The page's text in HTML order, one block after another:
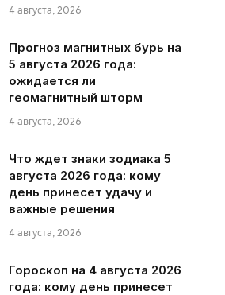
4 августа, 2026
Прогноз магнитных бурь на
5 августа 2026 года:
ожидается ли
геомагнитный шторм
4 августа, 2026
Что ждет знаки зодиака 5
августа 2026 года: кому
день принесет удачу и
важные решения
4 августа, 2026
Гороскоп на 4 августа 2026
года: кому день принесет